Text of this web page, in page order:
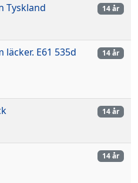
Tyskland 14 år
E61 535d
14 år
14 år
14 år